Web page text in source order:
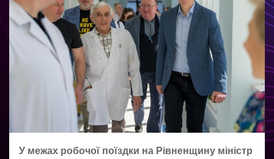
У межах робочої поїздки на Рівненщину міністр